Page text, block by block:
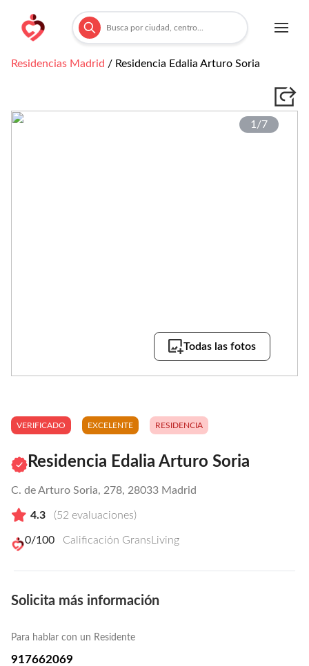
Residencias Madrid / Residencia Edalia Arturo Soria
1/7
Todas las fotos
VERIFICADO EXCELENTE RESIDENCIA
Residencia Edalia Arturo Soria
C. de Arturo Soria, 278, 28033 Madrid
4.3 (52 evaluaciones)
0/100 Calificación GransLiving
Solicita más información
Para hablar con un Residente
917662069